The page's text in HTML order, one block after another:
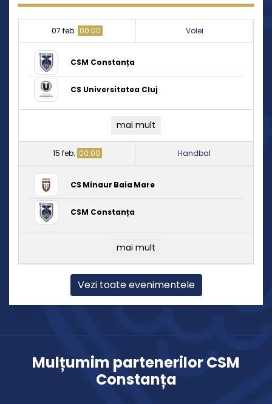
07 feb. 00:00 Volei
CSM Constanța
CS Universitatea Cluj
mai mult
15 feb. 00:00 Handbal
CS Minaur Baia Mare
CSM Constanța
mai mult
Vezi toate evenimentele
Mulțumim partenerilor CSM
Constanța